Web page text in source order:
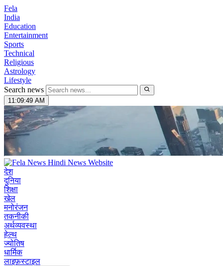
Fela
India
Education
Entertainment
Sports
Technical
Religious
Astrology
Lifestyle
Search news
11:09:50 AM
देश
दुनिया
शिक्षा
खेल
मनोरंजन
तकनीकी
अर्थव्यवस्था
हेल्थ
ज्योतिष
धार्मिक
लाइफ़स्टाइल